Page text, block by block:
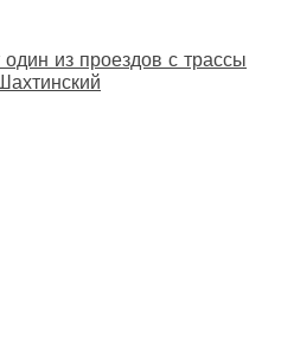
из проездов с трассы